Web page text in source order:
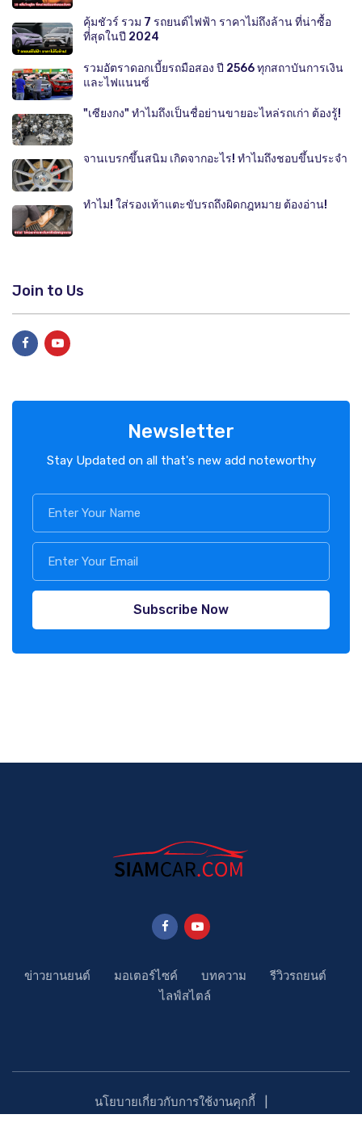
คุ้มชัวร์ รวม 7 รถยนต์ไฟฟ้า ราคาไม่ถึงล้าน ที่น่าซื้อ
ที่สุดในปี 2024
รวมอัตราดอกเบี้ยรถมือสอง ปี 2566 ทุกสถาบันการเงิน
และไฟแนนซ์
"เซียงกง" ทำไมถึงเป็นชื่อย่านขายอะไหล่รถเก่า ต้องรู้!
จานเบรกขึ้นสนิม เกิดจากอะไร! ทำไมถึงชอบขึ้นประจำ
ทำไม! ใส่รองเท้าแตะขับรถถึงผิดกฎหมาย ต้องอ่าน!
Join to Us
Newsletter
Stay Updated on all that's new add noteworthy
Subscribe Now
ข่าวยานยนต์ มอเตอร์ไซค์ บทความ
รีวิวรถยนต์
ไลฟ์สไตล์
นโยบายเกี่ยวกับการใช้งานคุกกี้